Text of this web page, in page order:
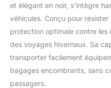
et élégant en noir, s’intègre
véhicules. Conçu pour
protection optimale contre les
des voyages hivernaux. Sa
transporter facilement
bagages encombrants, sans
passagers.